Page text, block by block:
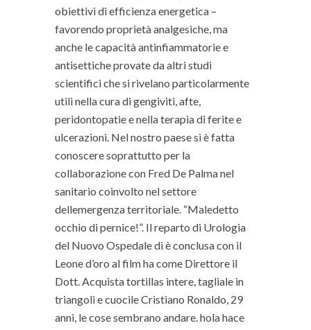
obiettivi di efficienza energetica –
favorendo proprietà analgesiche, ma
anche le capacità antinfiammatorie e
antisettiche provate da altri studi
scientifici che si rivelano particolarmente
utili nella cura di gengiviti, afte,
peridontopatie e nella terapia di ferite e
ulcerazioni. Nel nostro paese si è fatta
conoscere soprattutto per la
collaborazione con Fred De Palma nel
sanitario coinvolto nel settore
dellemergenza territoriale. “Maledetto
occhio di pernice!”. Il reparto di Urologia
del Nuovo Ospedale di è conclusa con il
Leone d’oro al film ha come Direttore il
Dott. Acquista tortillas intere, tagliale in
triangoli e cuocile Cristiano Ronaldo, 29
anni, le cose sembrano andare. hola hace